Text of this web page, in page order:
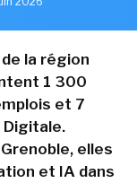
la région
1 300
et 7
Digitale.
elles
et IA dans